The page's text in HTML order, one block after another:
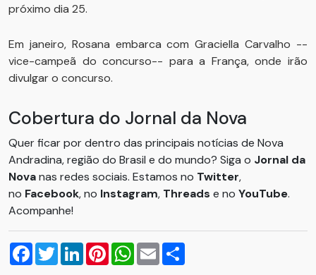
próximo dia 25.
Em janeiro, Rosana embarca com Graciella Carvalho --
vice-campeã do concurso-- para a França, onde irão
divulgar o concurso.
Cobertura do Jornal da Nova
Quer ficar por dentro das principais notícias de Nova
Andradina, região do Brasil e do mundo? Siga o Jornal da
Novanas redes sociais. Estamos no Twitter,
no Facebook, no Instagram, Threads e no YouTube.
Acompanhe!
Facebook
TwitterLinkedInPinterestWhatsApp
Email